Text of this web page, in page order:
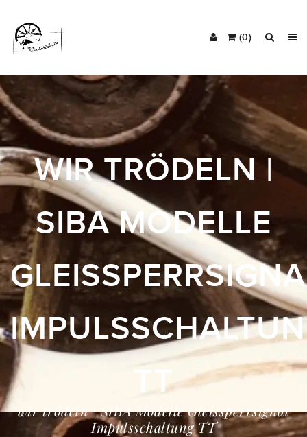
(0)
WIR TRÖDELN |
SIBA MODELLE
TT
wir trödeln | SIBA Modelle Gleissperrsignal
Impulsschaltung TT